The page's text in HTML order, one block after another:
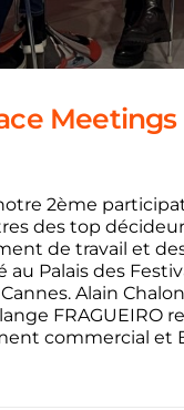
Meetings
2ème
des top
de travail et
au Palais des
Alain
FRAGUEIRO
commercial et